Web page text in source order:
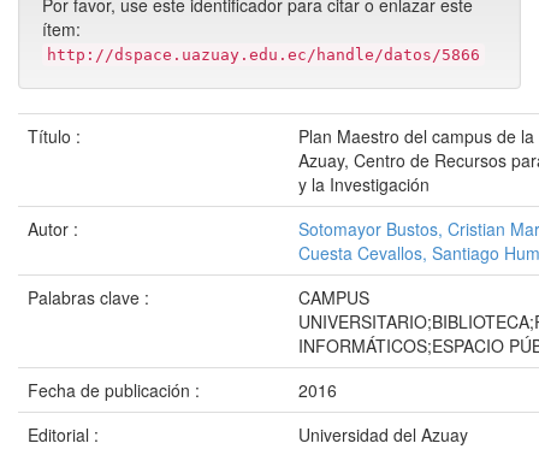
Por favor, use este identificador para citar o enlazar este
ítem:
http://dspace.uazuay.edu.ec/handle/datos/5866
Título :
Plan Maestro del campus de
Azuay, Centro de Recursos
y la Investigación
Autor :
Sotomayor Bustos, Cristian
Cuesta Cevallos, Santiago
Palabras clave :
CAMPUS
INFORMÁTICOS;ESPACIO
Fecha de publicación :
2016
Editorial :
Universidad del Azuay